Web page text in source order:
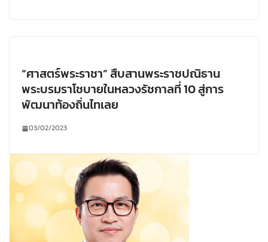
“ศาสตร์พระราชา” สืบสานพระราชปณิธาน
พระบรมราโชบายในหลวงรัชกาลที่ 10 สู่การ
พัฒนาท้องถิ่นไทเลย
03/02/2023